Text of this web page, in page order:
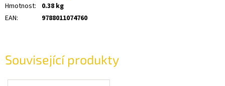
Související produkty
Hmotnost:
0.38 kg
EAN: 9788011074760